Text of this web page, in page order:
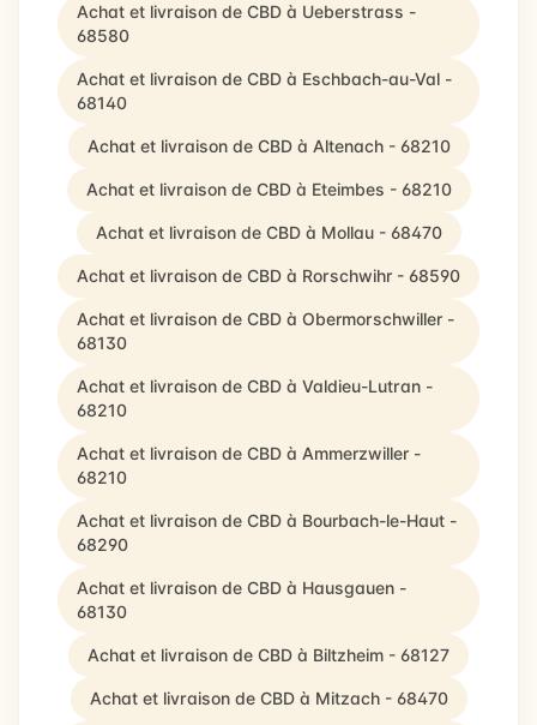
Achat et livraison de CBD à Ueberstrass -
68580
Achat et livraison de CBD à Eschbach-au-Val -
68140
Achat et livraison de CBD à Altenach - 68210
Achat et livraison de CBD à Eteimbes - 68210
Achat et livraison de CBD à Mollau - 68470
Achat et livraison de CBD à Rorschwihr - 68590
Achat et livraison de CBD à Obermorschwiller -
68130
Achat et livraison de CBD à Valdieu-Lutran -
68210
Achat et livraison de CBD à Ammerzwiller -
68210
Achat et livraison de CBD à Bourbach-le-Haut -
68290
Achat et livraison de CBD à Hausgauen -
68130
Achat et livraison de CBD à Biltzheim - 68127
Achat et livraison de CBD à Mitzach - 68470